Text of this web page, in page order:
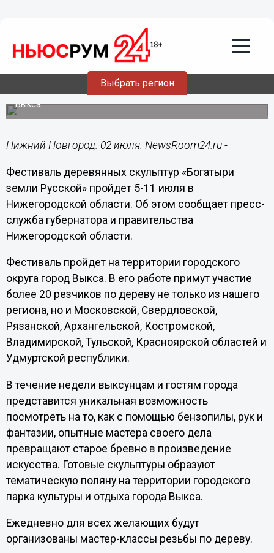
Выбрать регион
Фестиваль деревянных скульптур
«Богатыри земли Русской» пройдет 5-
11 июля в Нижегородской области
Готовые скульптуры образуют тематическую поляну на
территории городского парка культуры и отдыха города
Выкса.
Нижний Новгород. 02 июля. NewsRoom24.ru -
Фестиваль деревянных скульптур «Богатыри
земли Русской» пройдет 5-11 июля в
Нижегородской области. Об этом сообщает пресс-
служба губернатора и правительства
Нижегородской области.
Фестиваль пройдет на территории городского
округа город Выкса. В его работе примут участие
более 20 резчиков по дереву не только из нашего
региона, но и Московской, Свердловской,
Рязанской, Архангельской, Костромской,
Владимирской, Тульской, Красноярской областей и
Удмуртской республики.
В течение недели выксунцам и гостям города
представится уникальная возможность
посмотреть на то, как с помощью бензопилы, рук и
фантазии, опытные мастера своего дела
превращают старое бревно в произведение
искусства. Готовые скульптуры образуют
тематическую поляну на территории городского
парка культуры и отдыха города Выкса.
Ежедневно для всех желающих будут
организованы мастер-классы резьбы по дереву.